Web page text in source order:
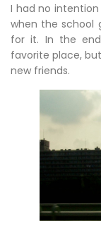
I had no
when the school
for it. In the
favorite place,
new friends.